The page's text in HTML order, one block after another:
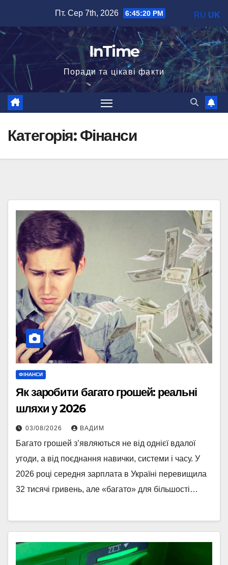
вмісту
Пт. Сер 7th, 2026 6:45:21 PM
InTime
Поради та цікаві факти
Категорія:Фінанси
ФІНАНСИ
Як заробити багато грошей: реальні
шляхи у 2026
03/08/2026 ВАДИМ
Багато грошей з’являються не від однієї вдалої
угоди, а від поєднання навички, системи і часу. У
2026 році середня зарплата в Україні перевищила
32 тисячі гривень, але «багато» для більшості…
RU UK